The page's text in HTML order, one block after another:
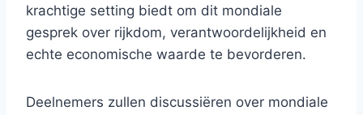
krachtige setting biedt om dit mondiale
gesprek over rijkdom, verantwoordelijkheid en
echte economische waarde te bevorderen.
Deelnemers zullen discussiëren over mondiale